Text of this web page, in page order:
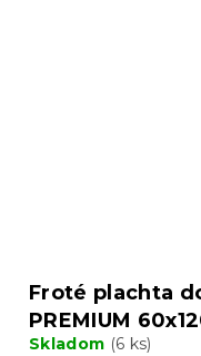
Froté plachta
PREMIUM
Skladom (6 ks)